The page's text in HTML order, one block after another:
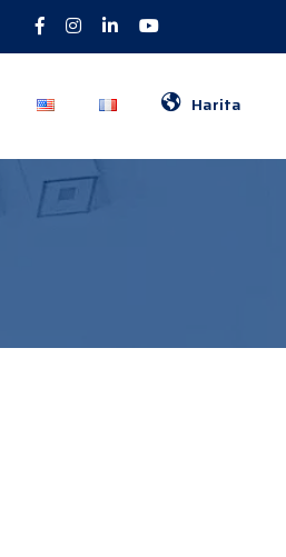
Harita